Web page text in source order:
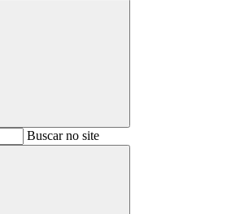
BuscarBuscar no site